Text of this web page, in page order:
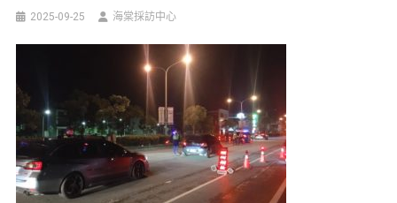
2025-09-25 海棠採訪中心